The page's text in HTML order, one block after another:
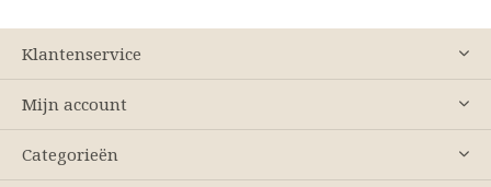
Klantenservice
Mijn account
Categorieën